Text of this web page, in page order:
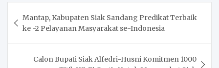
navigation
Mantap, Kabupaten Siak Sandang Predikat Terbaik
ke -2 Pelayanan Masyarakat se-Indonesia
Calon Bupati Siak Alfedri-Husni Komitmen 1000